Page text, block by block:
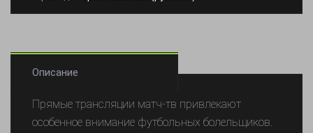
Описание
Прямые трансляции матч-тв привлекают
особенное внимание футбольных болельщиков.